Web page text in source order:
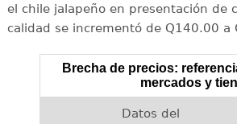
el chile jalapeño en presentación de
calidad se incrementó de Q140.00 a
Brecha de precios:
mercados y
Datos del